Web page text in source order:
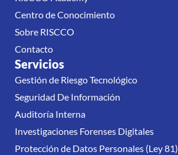
Centro de Conocimiento
Sobre RISCCO
Contacto
Servicios
Gestión de Riesgo Tecnológico
Seguridad De Información
Auditoría Interna
Investigaciones Forenses Digitales
Protección de Datos Personales (Ley 81)